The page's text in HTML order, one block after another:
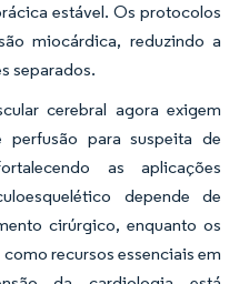
estável. Os protocolos
miocárdica, reduzindo a
separados.
cerebral agora exigem
para suspeita de
as aplicações
depende de
cirúrgico, enquanto os
recursos essenciais em